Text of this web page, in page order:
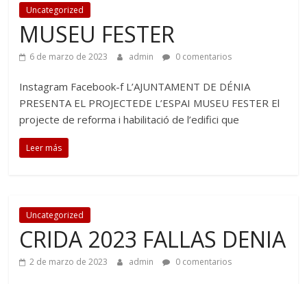
Uncategorized
MUSEU FESTER
6 de marzo de 2023 admin 0 comentarios
Instagram Facebook-f L’AJUNTAMENT DE DÉNIA
PRESENTA EL PROJECTEDE L’ESPAI MUSEU FESTER El
projecte de reforma i habilitació de l’edifici que
Leer más
Uncategorized
CRIDA 2023 FALLAS DENIA
2 de marzo de 2023 admin 0 comentarios